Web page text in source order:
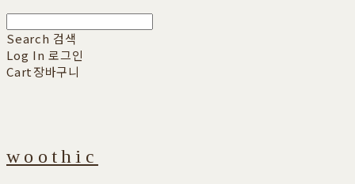
Search 검색
Log In 로그인
Cart장바구니
woothic